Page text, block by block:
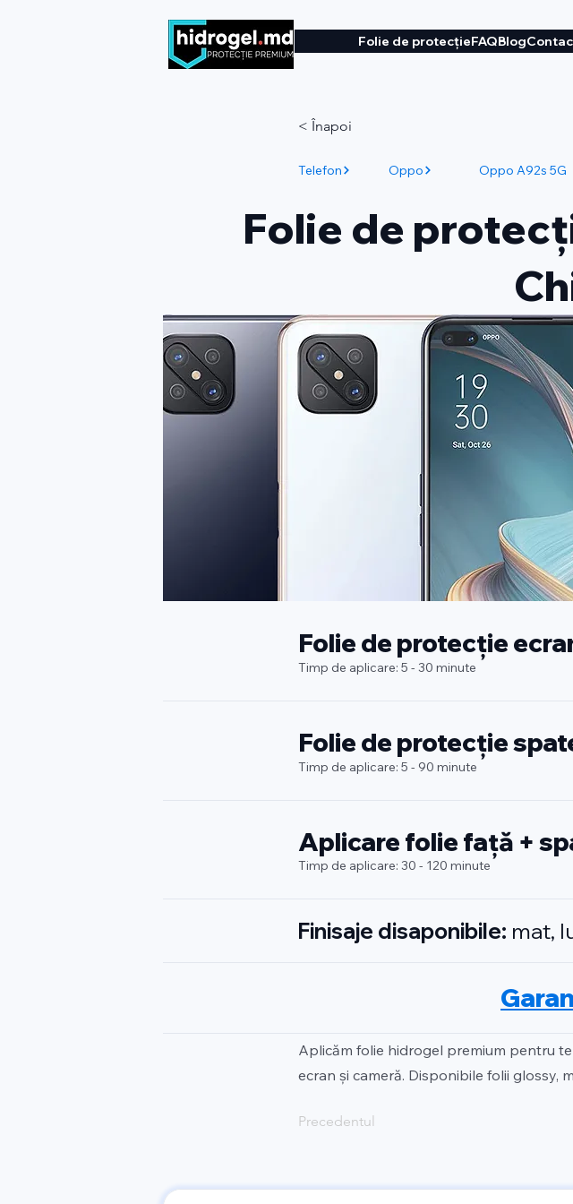
Folie de protecțieFAQBlog
< Înapoi
Telefon Oppo Oppo A92s 5G
Folie de
Folie de protecție
Timp de aplicare: 5 - 30 minute
Folie de protecție
Timp de aplicare: 5 - 90 minute
Aplicare folie față +
Timp de aplicare: 30 - 120 minute
Finisaje disaponibile: mat,
Aplicăm folie hidrogel premium pentru
ecran și cameră. Disponibile folii glossy,
Precedentul